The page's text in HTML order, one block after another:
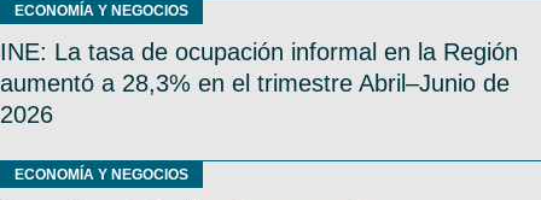
ECONOMÍA Y NEGOCIOS
INE: La tasa de ocupación informal en la Región
aumentó a 28,3% en el trimestre Abril–Junio de
2026
ECONOMÍA Y NEGOCIOS